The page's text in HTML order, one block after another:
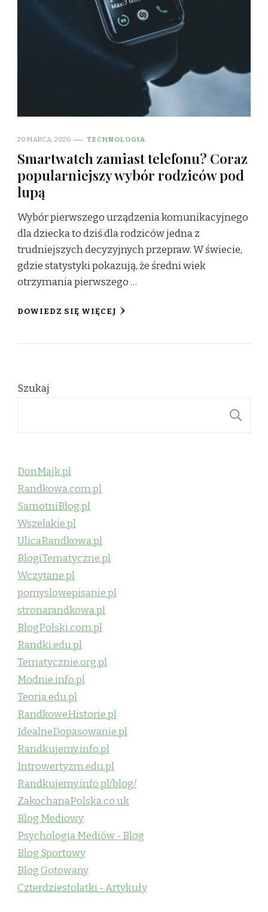
20 MARCA, 2026 TECHNOLOGIA
Smartwatch zamiast telefonu? Coraz
popularniejszy wybór rodziców pod
lupą
Wybór pierwszego urządzenia komunikacyjnego
dla dziecka to dziś dla rodziców jedna z
trudniejszych decyzyjnych przepraw. W świecie,
gdzie statystyki pokazują, że średni wiek
otrzymania pierwszego …
DOWIEDZ SIĘ WIĘCEJ
Szukaj
DonMajk.pl
Randkowa.com.pl
SamotniBlog.pl
Wszelakie.pl
UlicaRandkowa.pl
BlogiTematyczne.pl
Wczytane.pl
pomyslowepisanie.pl
stronarandkowa.pl
BlogPolski.com.pl
Randki.edu.pl
Tematycznie.org.pl
Modnie.info.pl
Teoria.edu.pl
RandkoweHistorie.pl
IdealneDopasowanie.pl
Randkujemy.info.pl
Introwertyzm.edu.pl
Randkujemy.info.pl/blog/
ZakochanaPolska.co.uk
Blog Mediowy
Psychologia Mediów - Blog
Blog Sportowy
Blog Gotowany
Czterdziestolatki - Artykuły